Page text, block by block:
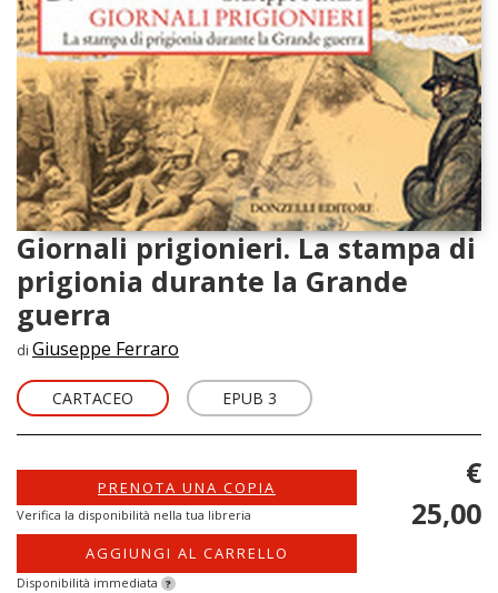
Giornali prigionieri. La stampa di
prigionia durante la Grande
guerra
di Giuseppe Ferraro
CARTACEO EPUB 3
PRENOTA UNA COPIA
Verifica la disponibilità nella tua libreria
AGGIUNGI AL CARRELLO
Disponibilità immediata ?
€
25,00